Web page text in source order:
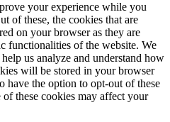
your experience while you
of these, the cookies that are
on your browser as they are
functionalities of the website. We
us analyze and understand how
will be stored in your browser
have the option to opt-out of these
these cookies may affect your